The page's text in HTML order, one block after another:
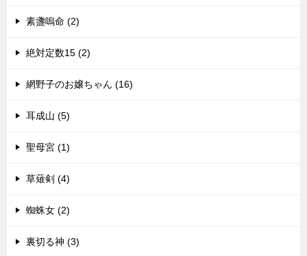
素盞嗚命 (2)
絶対定数15 (2)
網野子のお嬢ちゃん (16)
耳成山 (5)
聖母宮 (1)
草薙剣 (4)
蜘蛛女 (2)
裏切る神 (3)